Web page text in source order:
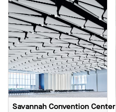
Savannah Convention Center